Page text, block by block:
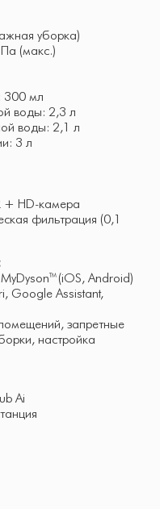
уборка)
(макс.)
300 мл
воды: 2,3 л
воды: 2,1 л
3 л
+ HD-камера
фильтрация (0,1
(iOS, Android)
Google Assistant,
запретные
настройка
Ai